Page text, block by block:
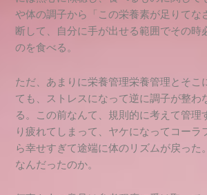
や体の調子から「この栄養素が足りてな
断して、自分に手が出せる範囲でその時
のを食べる。
ただ、あまりに栄養管理栄養管理とそこ
ても、ストレスになって逆に調子が整わ
る。この前なんて、規則的に考えて管理
り疲れてしまって、ヤケになってコーラ
ら幸せすぎて途端に体のリズムが戻った
なんだったのか。